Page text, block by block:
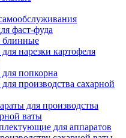
фаст-фуда
блинные
нарезки картофеля
попкорна
производства сахарной
для производства
ваты
для аппаратов